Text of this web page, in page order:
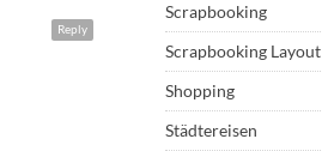
Reply
Scrapbooking
Scrapbooking Layout
Shopping
Städtereisen